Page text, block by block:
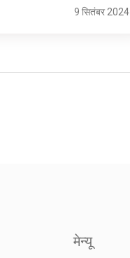
9 सितंबर 2024
मेन्यू